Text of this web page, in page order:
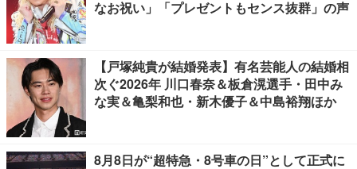
なお祝い」「プレゼントもセンス抜群」の声
【戸塚純貴が結婚発表】有名芸能人の結婚相
次ぐ2026年 川口春奈＆板倉滉選手・田中み
な実＆亀梨和也・新木優子＆中島裕翔ほか
8月8日が“超特急・8号車の日”として正式に